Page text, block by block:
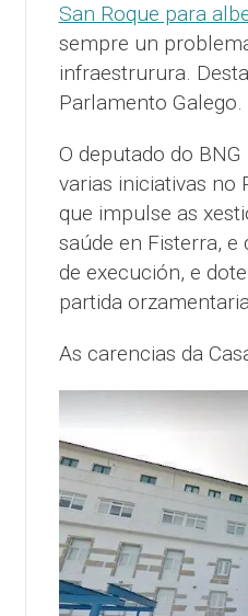
San Roque para
sempre un
infraestrurura.
Parlamento Galego.
O deputado do
varias iniciativas no
que impulse as
saúde en Fisterra,
de execución, e
partida
As carencias da